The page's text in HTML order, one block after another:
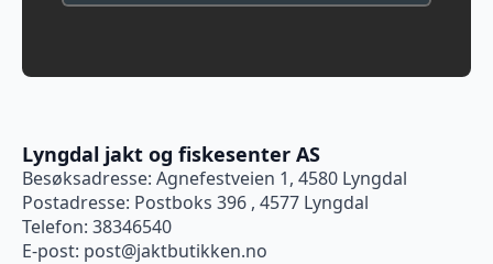
Lyngdal jakt og fiskesenter AS
Besøksadresse: Agnefestveien 1, 4580 Lyngdal
Postadresse: Postboks 396 , 4577 Lyngdal
Telefon: 38346540
E-post: post@jaktbutikken.no